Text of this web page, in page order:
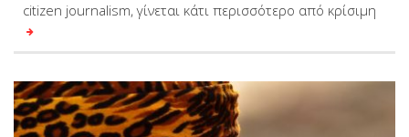
citizen journalism, γίνεται κάτι περισσότερο από κρίσιμη